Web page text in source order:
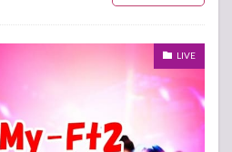
LIVE